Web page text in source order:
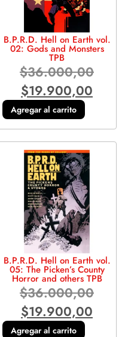
B.P.R.D. Hell on Earth vol.
02: Gods and Monsters
TPB
$36.000,00
$19.900,00
Agregar al carrito
B.P.R.D. Hell on Earth vol.
05: The Picken’s County
Horror and others TPB
$36.000,00
$19.900,00
Agregar al carrito